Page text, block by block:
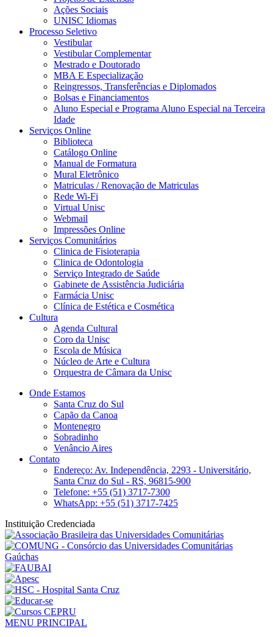
Ações Sociais
UNISC Idiomas
Processo Seletivo
Vestibular
Vestibular Complementar
Mestrado e Doutorado
MBA E Especialização
Reingressos, Transferências e Diplomados
Bolsas e Financiamentos
Aluno Especial e Programa Aluno Especial na Terceira
Idade
Serviços Online
Biblioteca
Catálogo Online
Manual de Formatura
Mural Eletrônico
Matriculas / Renovação de Matriculas
Rede Wi-Fi
Virtual Unisc
Webmail
Impressões Online
Serviços Comunitários
Clinica de Fisioterapia
Clinica de Odontologia
Serviço Integrado de Saúde
Gabinete de Assistência Judiciária
Farmácia Unisc
Clínica de Estética e Cosmética
Cultura
Agenda Cultural
Coro da Unisc
Escola de Música
Núcleo de Arte e Cultura
Orquestra de Câmara da Unisc
Onde Estamos
Santa Cruz do Sul
Capão da Canoa
Montenegro
Sobradinho
Venâncio Aires
Contato
Endereço: Av. Independência, 2293 - Universitário,
Santa Cruz do Sul - RS, 96815-900
Telefone: +55 (51) 3717-7300
WhatsApp: +55 (51) 3717-7425
Instituição Credenciada
MENU PRINCIPAL